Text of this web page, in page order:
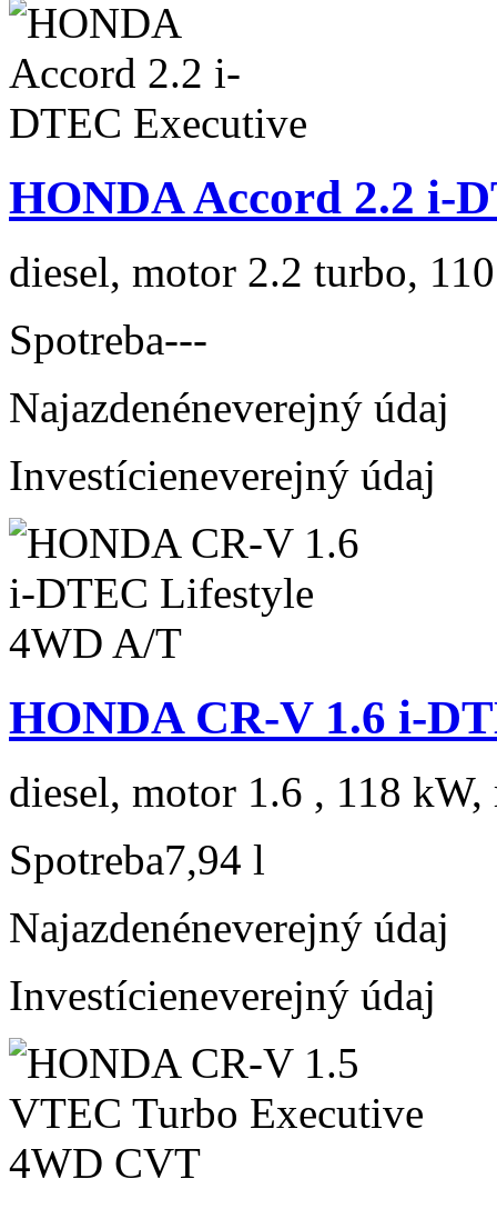
HONDA Accord 2.2 i-
diesel, motor 2.2 turbo,
Spotreba---
Najazdenéneverejný údaj
Investícieneverejný údaj
HONDA CR-V 1.6 i-
diesel, motor 1.6 , 118 kW,
Spotreba7,94 l
Najazdenéneverejný údaj
Investícieneverejný údaj